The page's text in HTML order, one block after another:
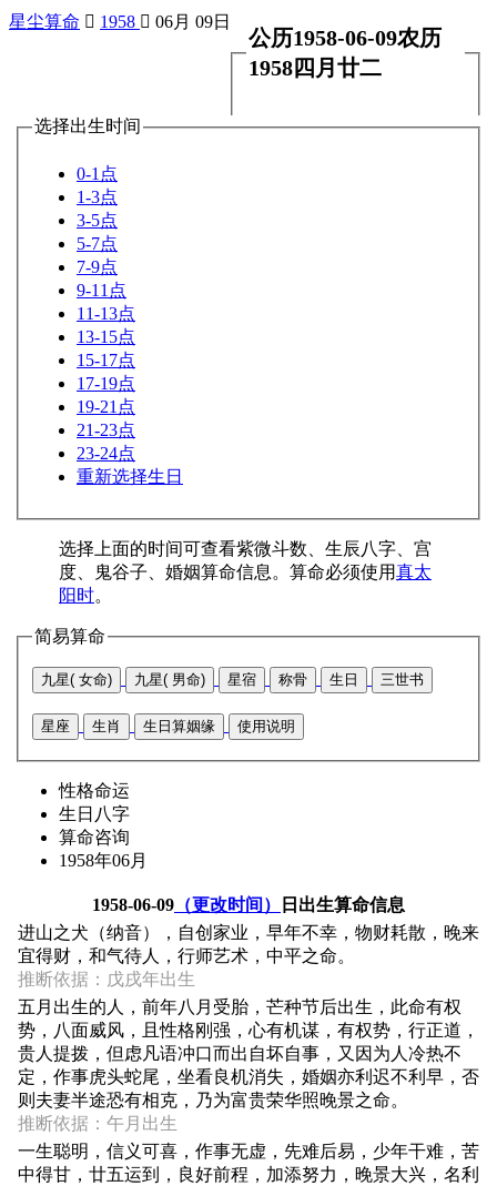
星尘算命  1958  06月 09日
公历1958-06-09农历
1958四月廿二
选择出生时间
0-1点
1-3点
3-5点
5-7点
7-9点
9-11点
11-13点
13-15点
15-17点
17-19点
19-21点
21-23点
23-24点
重新选择生日
选择上面的时间可查看紫微斗数、生辰八字、宫
度、鬼谷子、婚姻算命信息。算命必须使用真太
阳时。
简易算命
九星( 女命) 九星( 男命) 星宿 称骨 生日 三世书
星座 生肖 生日算姻缘 使用说明
性格命运
生日八字
算命咨询
1958年06月
1958-06-09 （更改时间）
日出生算命信息
进山之犬（纳音），自创家业，早年不幸，物财耗散，晚来
宜得财，和气待人，行师艺术，中平之命。
推断依据：戊戌年出生
五月出生的人，前年八月受胎，芒种节后出生，此命有权
势，八面威风，且性格刚强，心有机谋，有权势，行正道，
贵人提拨，但虑凡语冲口而出自坏自事，又因为人冷热不
定，作事虎头蛇尾，坐看良机消失，婚姻亦利迟不利早，否
则夫妻半途恐有相克，乃为富贵荣华照晚景之命。
推断依据：午月出生
一生聪明，信义可喜，作事无虚，先难后易，少年干难，苦
中得甘，廿五运到，良好前程，加添努力，晚景大兴，名利